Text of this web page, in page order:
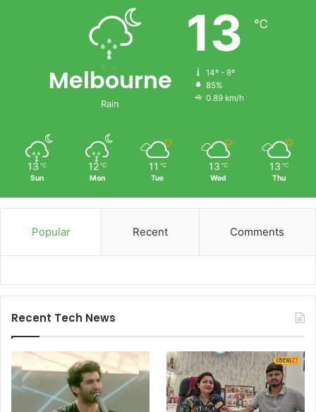
Melbourne
Rain
13 ℃
14º - 8º
85%
0.89 km/h
13 ℃
Sun
12 ℃
Mon
11 ℃
Tue
13 ℃
Wed
13 ℃
Thu
Popular Recent Comments
Recent Tech News